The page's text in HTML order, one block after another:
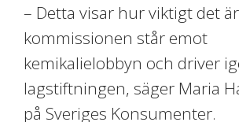
– Detta visar hur viktigt det
kommissionen står emot
kemikalielobbyn och driver
lagstiftningen, säger Maria
på Sveriges Konsumenter.